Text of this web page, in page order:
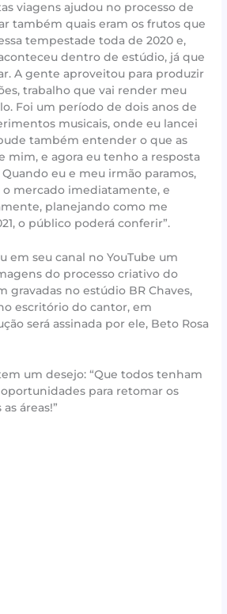
viagens ajudou no processo de
também quais eram os frutos que
tempestade toda de 2020 e,
dentro de estúdio, já que
A gente aproveitou para produzir
trabalho que vai render meu
Foi um período de dois anos de
musicais, onde eu lancei
também entender o que as
mim, e agora eu tenho a resposta
eu e meu irmão paramos,
o mercado imediatamente, e
planejando como me
o público poderá conferir”.
em seu canal no YouTube um
do processo criativo do
gravadas no estúdio BR Chaves,
escritório do cantor, em
será assinada por ele, Beto Rosa
um desejo: “Que todos tenham
oportunidades para retomar os
áreas!”